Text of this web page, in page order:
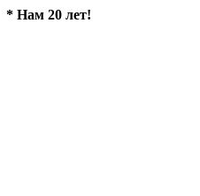
* Нам 20 лет!